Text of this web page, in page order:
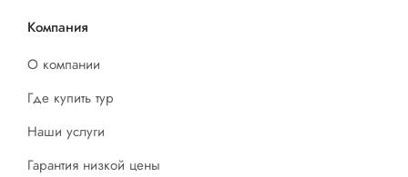
Компания
О компании
Где купить тур
Наши услуги
Гарантия низкой цены